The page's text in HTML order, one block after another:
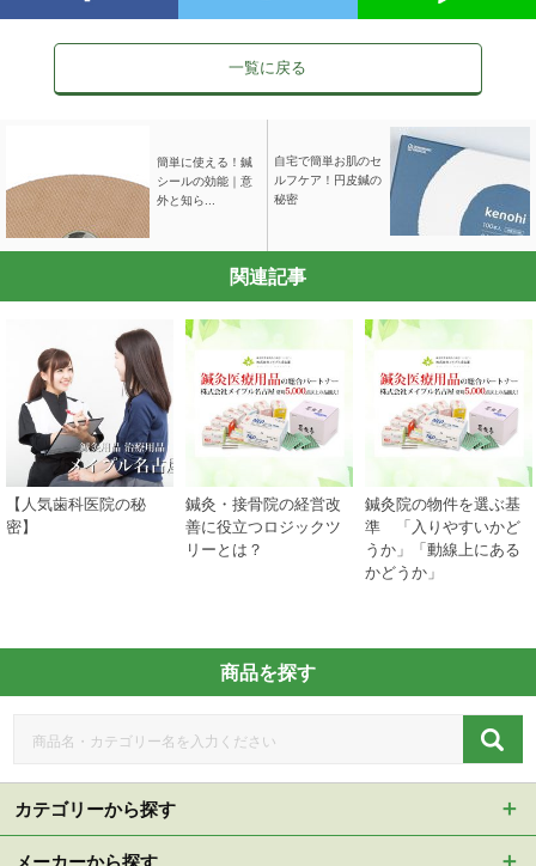
一覧に戻る
簡単に使える！鍼
シールの効能｜意
外と知ら...
自宅で簡単お肌のセ
ルフケア！円皮鍼の
秘密
関連記事
【人気歯科医院の秘
密】
鍼灸・接骨院の経営改
善に役立つロジックツ
リーとは？
鍼灸院の物件を選ぶ基
準 「入りやすいかど
うか」「動線上にある
かどうか」
商品を探す
カテゴリーから探す
メーカーから探す